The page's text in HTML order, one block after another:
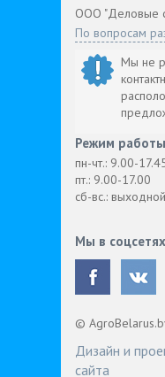
ООО "Деловые
По вопросам
Мы не
Режим
пн-чт.: 9.00-
пт.: 9.00-17.00
сб-вс.: выходной
Мы в
©
Дизайн и
сайта